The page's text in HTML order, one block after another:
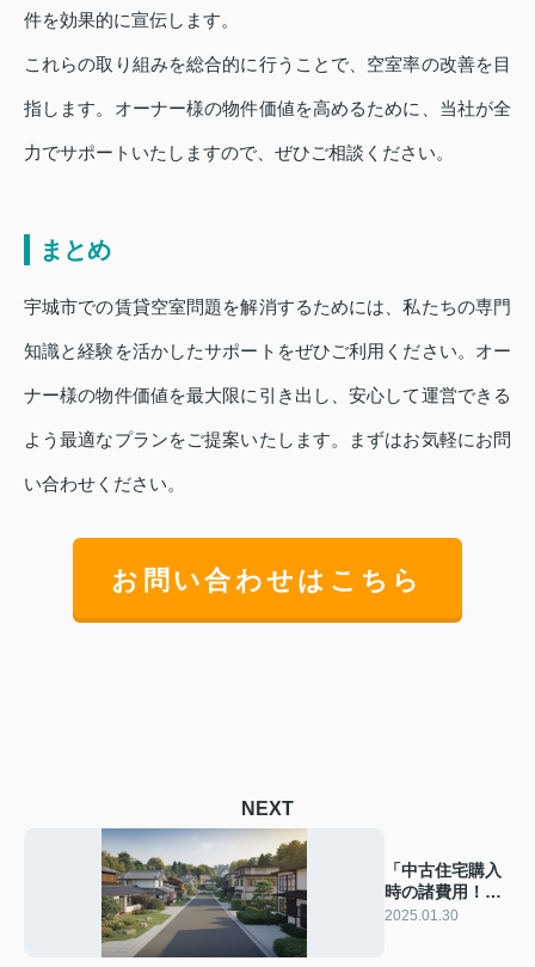
件を効果的に宣伝します。
これらの取り組みを総合的に行うことで、空室率の改善を目
指します。オーナー様の物件価値を高めるために、当社が全
力でサポートいたしますので、ぜひご相談ください。
まとめ
宇城市での賃貸空室問題を解消するためには、私たちの専門
知識と経験を活かしたサポートをぜひご利用ください。オー
ナー様の物件価値を最大限に引き出し、安心して運営できる
よう最適なプランをご提案いたします。まずはお気軽にお問
い合わせください。
お問い合わせはこちら
NEXT
「中古住宅購入
時の諸費用！賢
く準備する方法
2025.01.30